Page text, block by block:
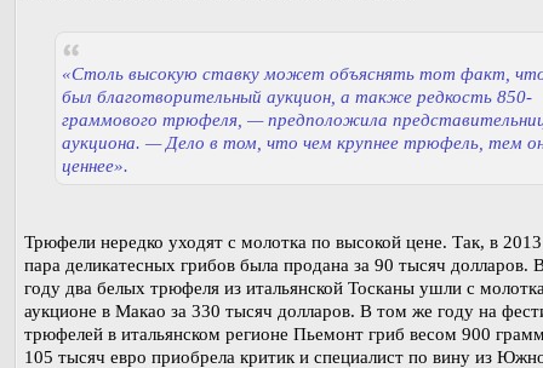
«Столь высокую ставку может объяснять тот факт,
был благотворительный аукцион, а также редкость 850-
граммового трюфеля, — предположила
аукциона. — Дело в том, что чем крупнее трюфель, тем
ценнее».
Трюфели нередко уходят с молотка по высокой цене. Так, в
пара деликатесных грибов была продана за 90 тысяч долларов.
году два белых трюфеля из итальянской Тосканы ушли с
аукционе в Макао за 330 тысяч долларов. В том же году на
трюфелей в итальянском регионе Пьемонт гриб весом 900
105 тысяч евро приобрела критик и специалист по вину из